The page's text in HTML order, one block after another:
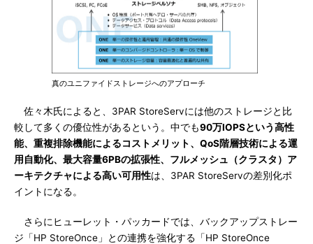
真のユニファイドストレージへのアプローチ
佐々木氏によると、3PAR StoreServには他のストレージと比
較して多くの優位性があるという。中でも90万IOPSという高性
能、重複排除機能によるコストメリット、QoS階層技術による運
用自動化、最大容量6PBの拡張性、フルメッシュ（クラスタ）ア
ーキテクチャによる高い可用性は、3PAR StoreServの差別化ポ
イントになる。
さらにヒューレット・パッカードでは、バックアップストレー
ジ「HP StoreOnce」との連携を強化する「HP StoreOnce